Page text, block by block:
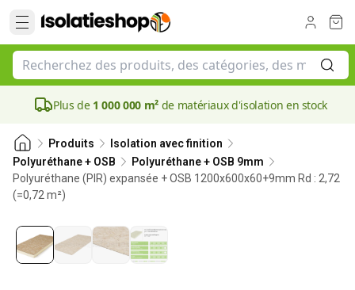
Plus de 1 000 000 m²de matériaux d'isolation en stock
Produits
Isolation avec finition
Polyuréthane + OSB
Polyuréthane + OSB 9mm
Polyuréthane (PIR) expansée + OSB 1200x600x60+9mm Rd : 2,72
(=0,72 m²)